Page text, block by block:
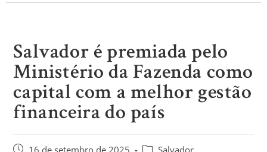
Salvador é premiada pelo
Ministério da Fazenda como
capital com a melhor gestão
financeira do país